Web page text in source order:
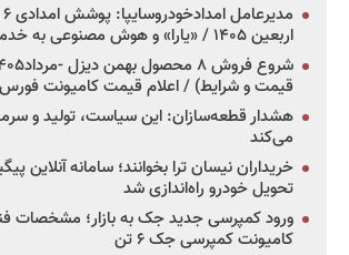
اربعین ۱۴۰۵ / «یارا» و هوش مصنوعی به خدمت زائران آمد
قیمت و شرایط) / اعلام قیمت کامیونت فورس ۳.۸ تن کمپرسی
هشدار قطعه‌سازان: این سیاست، تولید و
می‌کند
خریداران نیسان ترا بخوانند؛ سامانه آنلاین
تحویل خودرو راه‌اندازی شد
ورود کمپرسی جدید جک به بازار؛ مشخصات
کامیونت کمپرسی جک ۶ تن